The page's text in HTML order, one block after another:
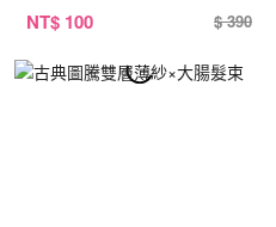
NT$ 100 $ 390